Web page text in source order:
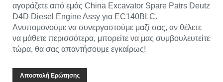
αγοράζετε από εμάς China Excavator Spare Patrs Deutz
D4D Diesel Engine Assy για EC140BLC.
Ανυπομονούμε να συνεργαστούμε μαζί σας, αν θέλετε
να μάθετε περισσότερα, μπορείτε να μας συμβουλευτείτε
τώρα, θα σας απαντήσουμε εγκαίρως!
Αποστολή Ερώτησης